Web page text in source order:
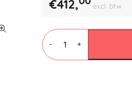
€412, excl. btw
-
Sealapparaat
Sealkid
421
SK-
+